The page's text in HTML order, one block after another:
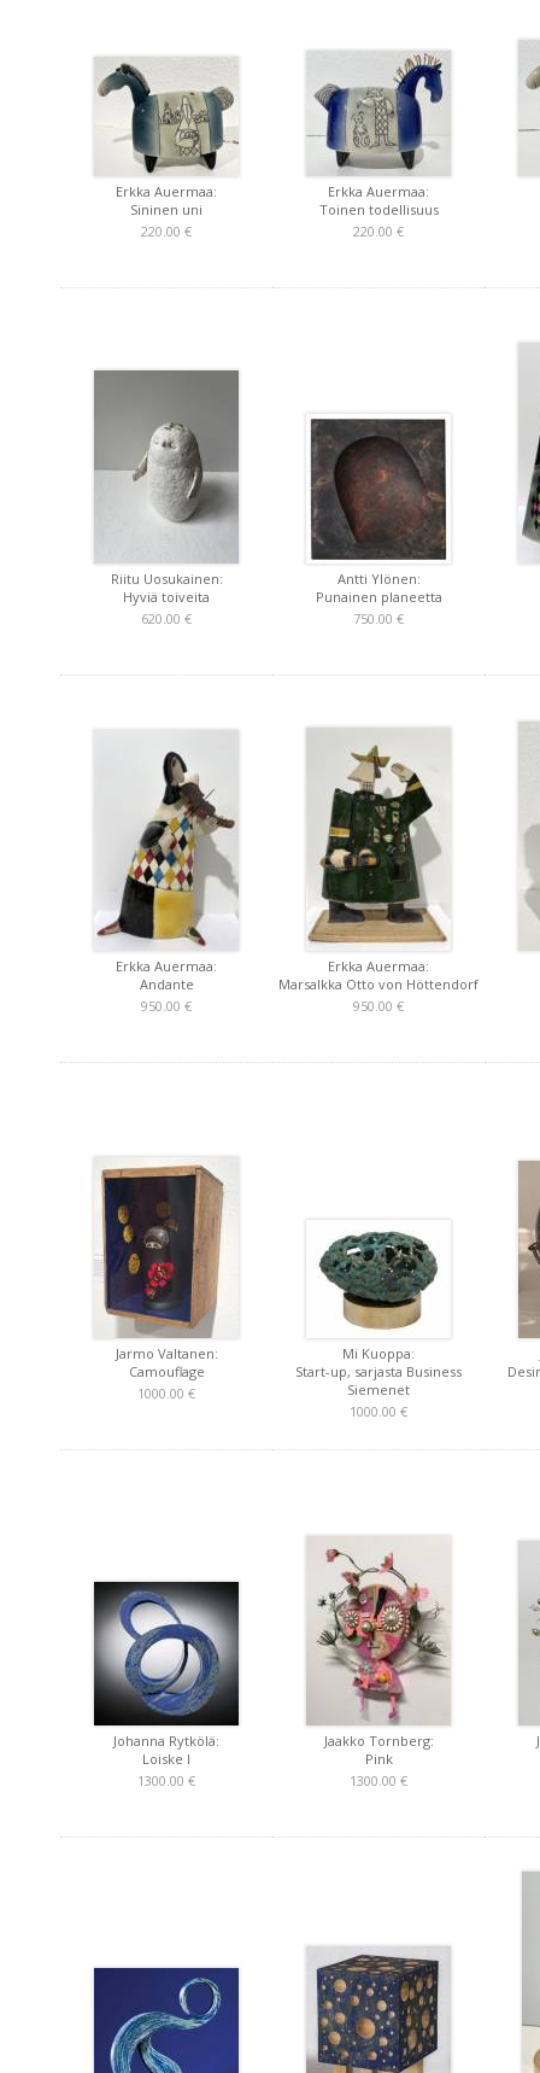
Erkka Auermaa:
Sininen uni
220.00 €
Erkka Auermaa:
Toinen todellisuus
220.00 €
Riitu Uosukainen:
Hyviä toiveita
620.00 €
Antti Ylönen:
Punainen planeetta
750.00 €
Erkka Auermaa:
Andante
950.00 €
Erkka Auermaa:
Marsalkka Otto von Höttendorf
950.00 €
Jarmo Valtanen:
Camouflage
1000.00 €
Mi Kuoppa:
Start-up, sarjasta Business
Siemenet
1000.00 €
Johanna Rytkölä:
Loiske I
1300.00 €
Jaakko Tornberg:
Pink
1300.00 €